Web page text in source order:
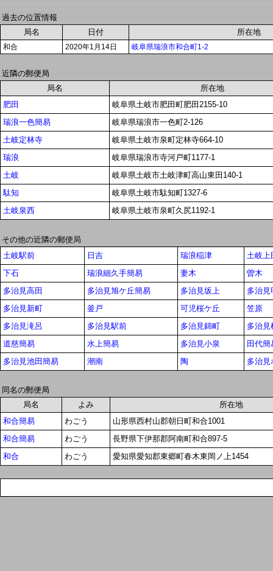
過去の位置情報
局名
日付 所在地
和合 2020年1月14日 岐阜県瑞浪市和合町1-2
近隣の郵便局
局名
所在地
肥田
岐阜県土岐市肥田町肥田2155-10
瑞浪一色簡易
岐阜県瑞浪市一色町2-126
土岐定林寺
岐阜県土岐市泉町定林寺664-10
瑞浪
岐阜県瑞浪市寺河戸町1177-1
土岐
岐阜県土岐市土岐津町高山東田140-1
駄知
岐阜県土岐市駄知町1327-6
土岐泉西
岐阜県土岐市泉町久尻1192-1
その他の近隣の郵便局
土岐駅前
日吉 瑞浪稲津
土岐上
下石
瑞浪細久手簡易 妻木
曽木
多治見高田
多治見旭ケ丘簡易 多治見坂上
多治見
多治見新町
釜戸 可児桜ケ丘
笠原
多治見滝呂
多治見駅前 多治見錦町
多治見
道慈簡易
水上簡易 多治見小泉
田代簡
多治見池田簡易
潮南 陶 多治見
同名の郵便局
局名
よみ
所在地
和合簡易
わごう
山形県西村山郡朝日町和合1001
和合簡易
わごう
長野県下伊那郡阿南町和合897-5
和合
わごう 愛知県愛知郡東郷町春木東岡ノ上1454